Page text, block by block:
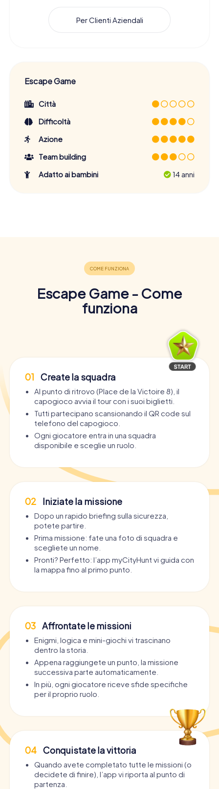
Per Clienti Aziendali
Escape Game
Città
Difficoltà
Azione
Team building
Adatto ai bambini
14 anni
Escape Game - Come
funziona
01 Create la squadra
Al punto di ritrovo (Place de la Victoire 8), il
capogioco avvia il tour con i suoi biglietti.
Tutti partecipano scansionando il QR code sul
telefono del capogioco.
Ogni giocatore entra in una squadra
disponibile e sceglie un ruolo.
02 Iniziate la missione
Dopo un rapido briefing sulla sicurezza,
potete partire.
Prima missione: fate una foto di squadra e
scegliete un nome.
Pronti? Perfetto: l’app myCityHunt vi guida con
la mappa fino al primo punto.
03 Affrontate le missioni
Enigmi, logica e mini-giochi vi trascinano
dentro la storia.
Appena raggiungete un punto, la missione
successiva parte automaticamente.
In più, ogni giocatore riceve sfide specifiche
per il proprio ruolo.
04 Conquistate la vittoria
Quando avete completato tutte le missioni (o
decidete di finire), l’app vi riporta al punto di
partenza.